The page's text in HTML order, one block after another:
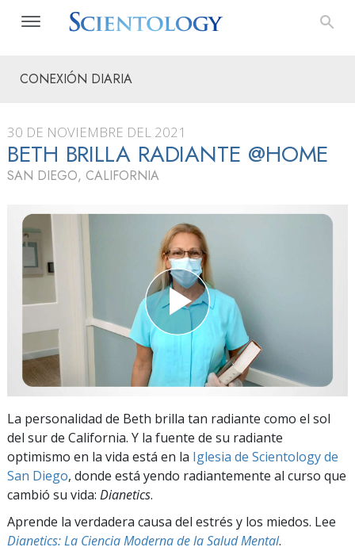
CONEXIÓN DIARIA
30 DE NOVIEMBRE DEL 2021
BETH BRILLA RADIANTE @HOME
SAN DIEGO, CALIFORNIA
La personalidad de Beth brilla tan radiante como el sol
del sur de California. Y la fuente de su radiante
optimismo en la vida está en la Iglesia de Scientology de
San Diego, donde está yendo radiantemente al curso que
cambió su vida: Dianetics.
Aprende la verdadera causa del estrés y los miedos. Lee
Dianetics: La Ciencia Moderna de la Salud Mental.